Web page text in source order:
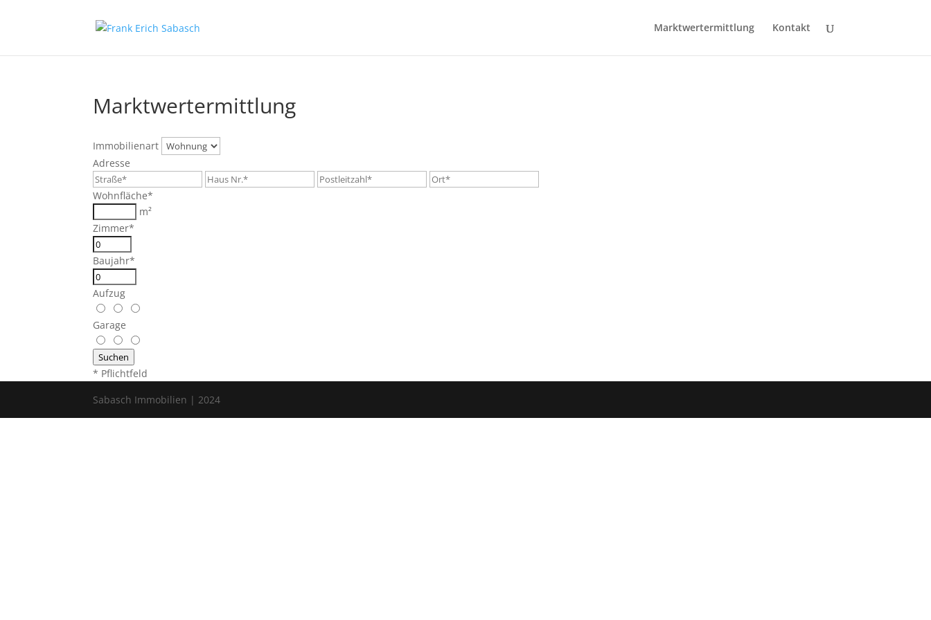
Marktwertermittlung Kontakt
Marktwertermittlung
Immobilienart
Adresse
Wohnfläche*
m²
Zimmer*
Baujahr*
Aufzug
Garage
Suchen
* Pflichtfeld
Sabasch Immobilien | 2024